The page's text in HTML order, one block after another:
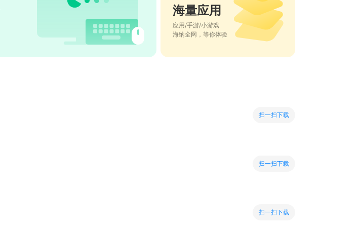
海量应用
应用/手游/小游戏
海纳全网，等你体验
扫一扫下载
扫一扫下载
扫一扫下载